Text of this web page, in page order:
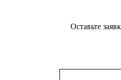
Оставьте